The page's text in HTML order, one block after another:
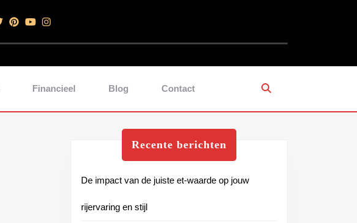
Financieel Blog Contact
Recente berichten
De impact van de juiste et-waarde op jouw
rijervaring en stijl